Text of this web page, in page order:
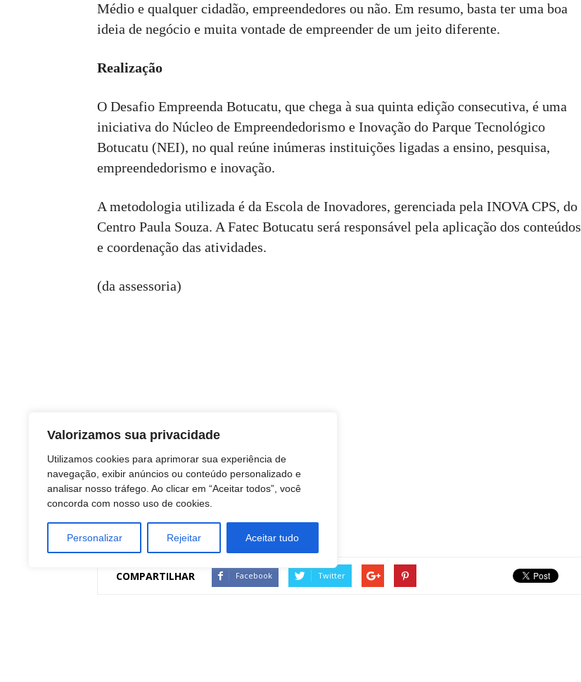
Valorizamos sua privacidade
Utilizamos cookies para aprimorar sua experiência de
navegação, exibir anúncios ou conteúdo personalizado e
analisar nosso tráfego. Ao clicar em “Aceitar todos”, você
concorda com nosso uso de cookies.
Personalizar Rejeitar Aceitar tudo
Médio e qualquer cidadão, empreendedores ou não. Em resumo, basta ter uma boa
ideia de negócio e muita vontade de empreender de um jeito diferente.
Realização
O Desafio Empreenda Botucatu, que chega à sua quinta edição consecutiva, é uma
iniciativa do Núcleo de Empreendedorismo e Inovação do Parque Tecnológico
Botucatu (NEI), no qual reúne inúmeras instituições ligadas a ensino, pesquisa,
empreendedorismo e inovação.
A metodologia utilizada é da Escola de Inovadores, gerenciada pela INOVA CPS, do
Centro Paula Souza. A Fatec Botucatu será responsável pela aplicação dos conteúdos
e coordenação das atividades.
(da assessoria)
TAGS
Empreenda. Parque Tecnologico
COMPARTILHAR Facebook Twitter